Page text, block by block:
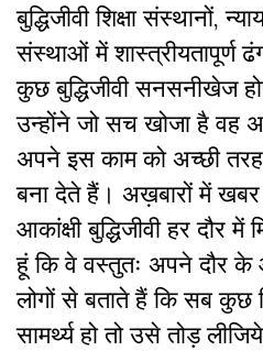
बुद्धिजीवी शिक्षा संस्थानों,
संस्थाओं में शास्त्रीयतापूर्ण
कुछ बुद्धिजीवी सनसनीखेज
उन्होंने जो सच खोजा है वह
अपने इस काम को अच्छी
बना देते हैं। अख़बारों में
आकांक्षी बुद्धिजीवी हर दौर
हूं कि वे वस्तुतः अपने दौर के
लोगों से बताते हैं कि सब
सामर्थ्य हो तो उसे तोड़